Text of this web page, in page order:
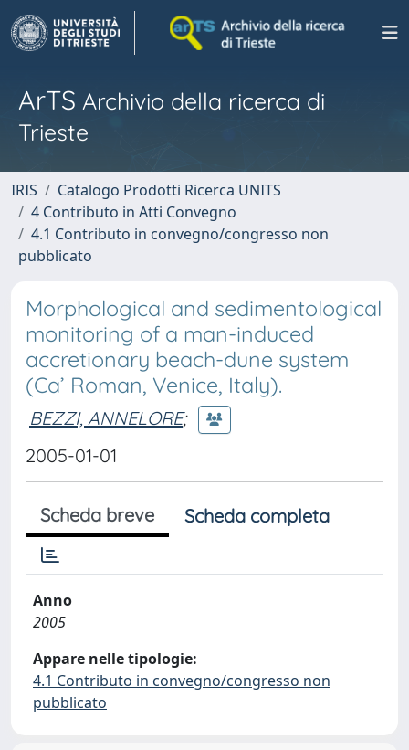
ArTS Archivio della ricerca di
Trieste
IRIS
Catalogo Prodotti Ricerca UNITS
4 Contributo in Atti Convegno
4.1 Contributo in convegno/congresso non
pubblicato
Morphological and sedimentological
monitoring of a man-induced
accretionary beach-dune system
(Ca’ Roman, Venice, Italy).
BEZZI, ANNELORE;
2005-01-01
Scheda breve Scheda completa
Anno
2005
Appare nelle tipologie:
4.1 Contributo in convegno/congresso non
pubblicato